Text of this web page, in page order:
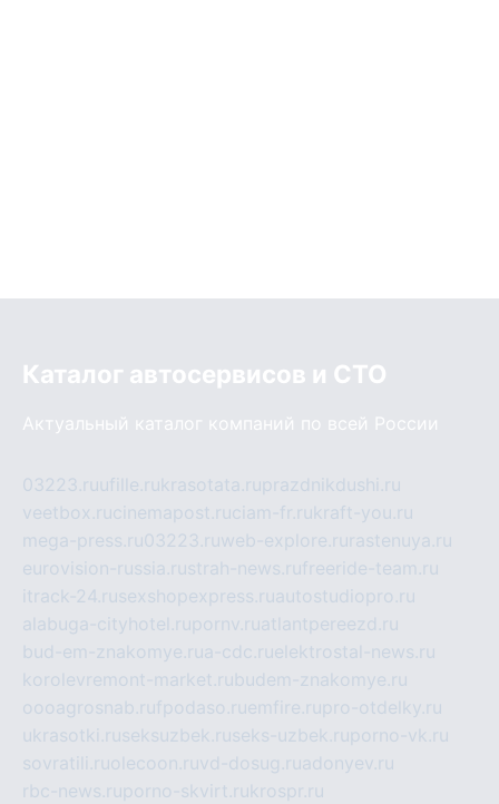
Каталог автосервисов и СТО
Актуальный каталог компаний по всей России
03223.ruufille.rukrasotata.ruprazdnikdushi.ru
veetbox.rucinemapost.ruciam-fr.rukraft-you.ru
mega-press.ru03223.ruweb-explore.ru rastenuya.ru
eurovision-russia.rustrah-news.rufreeride-team.ru
itrack-24.rusexshopexpress.ruautostudiopro.ru
alabuga-cityhotel.rupornv.ruatlantpereezd.ru
bud-em-znakomye.rua-cdc.ruelektrostal-news.ru
korolevremont-market.rubudem-znakomye.ru
oooagrosnab.rufpodaso.ruemfire.rupro-otdelky.ru
ukrasotki.ruseksuzbek.ruseks-uzbek.ruporno-vk.ru
sovratili.ruolecoon.ruvd-dosug.ruadonyev.ru
rbc-news.ruporno-skvirt.rukrospr.ru